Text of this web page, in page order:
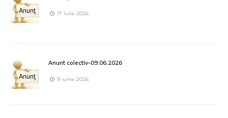
17 iulie 2026
Anunt colectiv-09.06.2026
9 iunie 2026